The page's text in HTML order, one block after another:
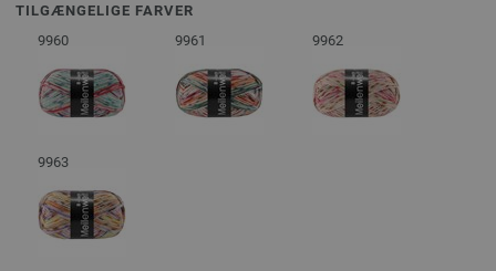
TILGÆNGELIGE FARVER
9960
9961 9962
9963